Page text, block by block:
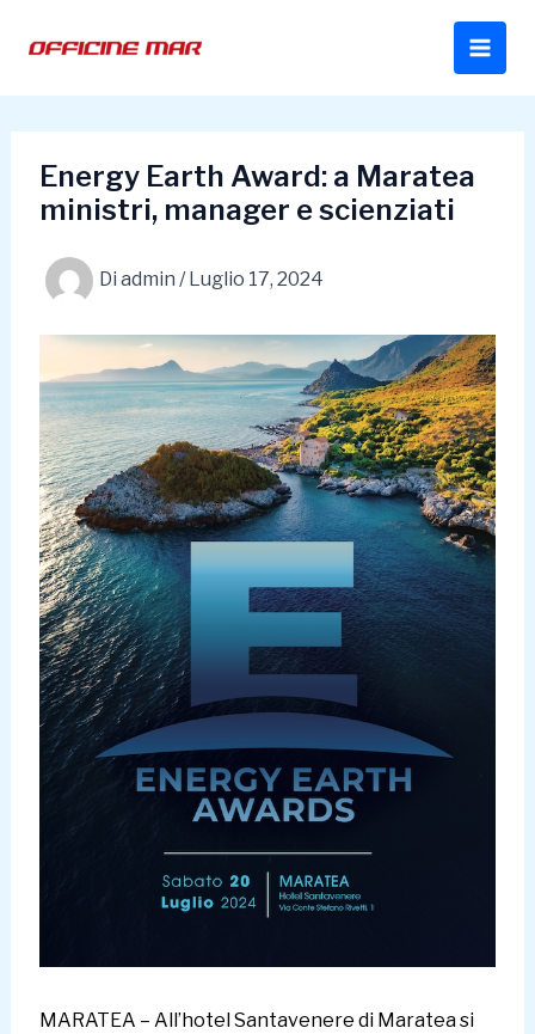
Energy Earth Award: a Maratea
ministri, manager e scienziati
Di admin / Luglio 17, 2024
MARATEA – All’hotel Santavenere di Maratea si